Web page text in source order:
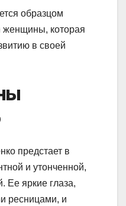
образцом
женщины, которая
в своей
предстает в
и утонченной,
Ее яркие глаза,
ресницами, и